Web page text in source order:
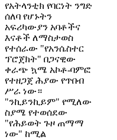
የአትላንቲክ የባርነት ንግድ
ሰለባ የሆኑትን
አፍሪካውያን አባቶችና
እናቶች ለማስታወስ
የተሰራው "የአንሴስተር
ፕሮጀክት" በጋናዊው
ቀራጭ ኳሜ አኮቶ-ባምፎ
የተዘጋጀ ሕያው የጥበብ
ሥራ ነው።
"ንኪይንኪይም" የሚለው
ስያሜ የተወሰደው
"የሕይወት ጉዞ ጠማማ
ነው" ከሚል